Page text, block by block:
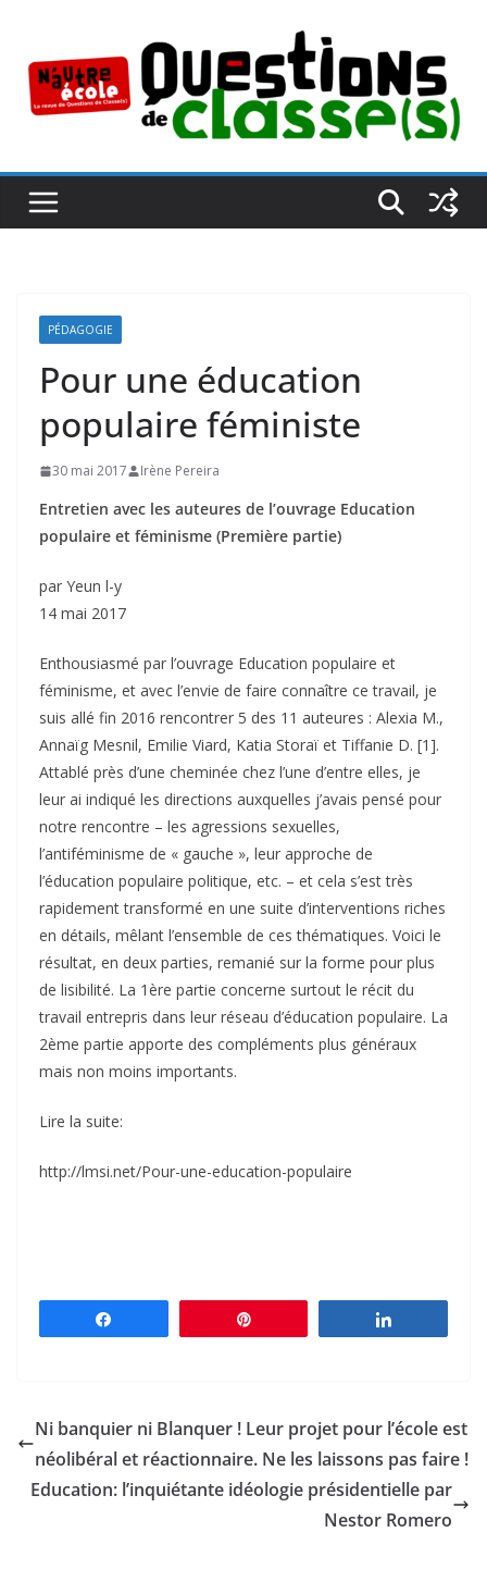
contenu
PÉDAGOGIE
Pour une éducation
populaire féministe
30 mai 2017 Irène Pereira
Entretien avec les auteures de l’ouvrage Education
populaire et féminisme (Première partie)
par Yeun l-y
14 mai 2017
Enthousiasmé par l’ouvrage Education populaire et
féminisme, et avec l’envie de faire connaître ce travail, je
suis allé fin 2016 rencontrer 5 des 11 auteures : Alexia M.,
Annaïg Mesnil, Emilie Viard, Katia Storaï et Tiffanie D. [1].
Attablé près d’une cheminée chez l’une d’entre elles, je
leur ai indiqué les directions auxquelles j’avais pensé pour
notre rencontre – les agressions sexuelles,
l’antiféminisme de « gauche », leur approche de
l’éducation populaire politique, etc. – et cela s’est très
rapidement transformé en une suite d’interventions riches
en détails, mêlant l’ensemble de ces thématiques. Voici le
résultat, en deux parties, remanié sur la forme pour plus
de lisibilité. La 1ère partie concerne surtout le récit du
travail entrepris dans leur réseau d’éducation populaire. La
2ème partie apporte des compléments plus généraux
mais non moins importants.
Lire la suite:
http://lmsi.net/Pour-une-education-populaire
Ni banquier ni Blanquer ! Leur projet pour l’école est
néolibéral et réactionnaire. Ne les laissons pas faire !
Education: l’inquiétante idéologie présidentielle par
Nestor Romero